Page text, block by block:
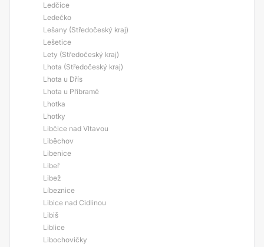
Ledčice
Ledečko
Lešany (Středočeský kraj)
Lešetice
Lety (Středočeský kraj)
Lhota (Středočeský kraj)
Lhota u Dřís
Lhota u Příbramě
Lhotka
Lhotky
Libčice nad Vltavou
Liběchov
Libenice
Libeř
Libež
Líbeznice
Libice nad Cidlinou
Libiš
Liblice
Libochovičky